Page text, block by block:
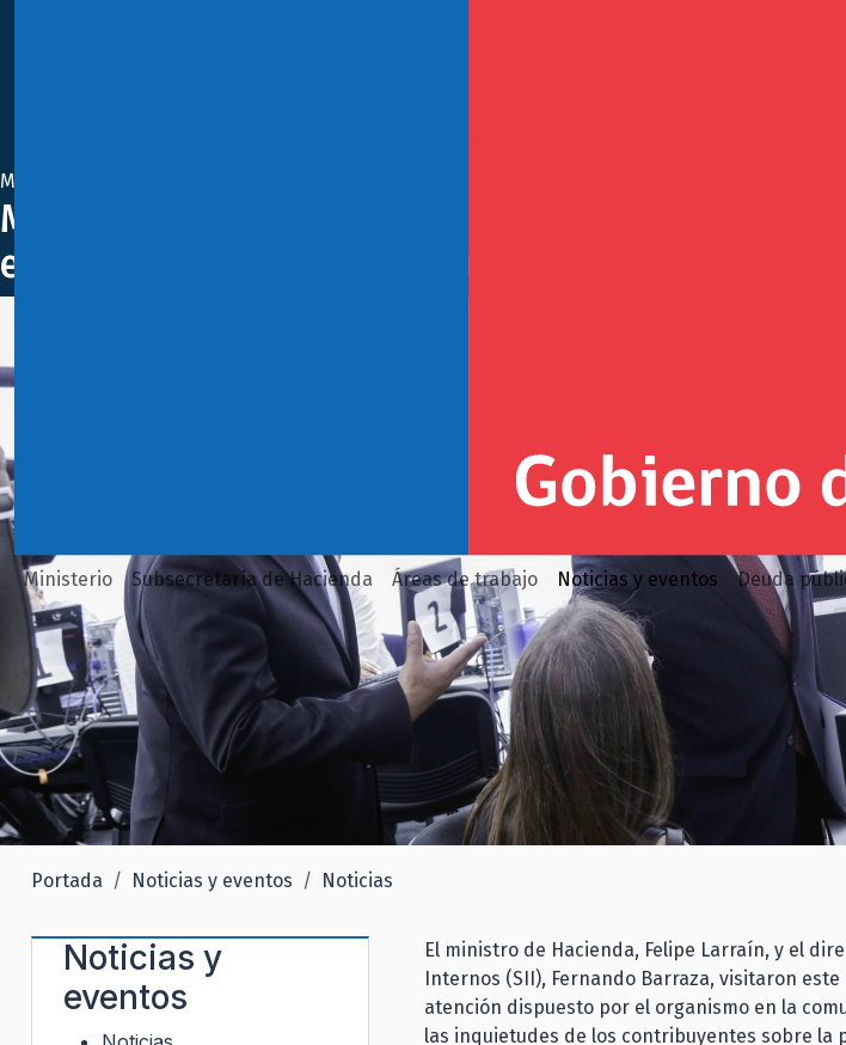
Ministerio Subsecretaría de Hacienda Áreas de trabajo Noticias y eventos Deuda
Marzo 27, 2018
Ministro de Hacienda visita punto especial de
en etapa previa a Operación Renta 2018
Portada Noticias y eventos Noticias
El ministro de Hacienda, Felipe Larraín, y el
Internos (SII), Fernando Barraza, visitaron
atención dispuesto por el organismo en la
las inquietudes de los contribuyentes sobre la
Noticias y
eventos